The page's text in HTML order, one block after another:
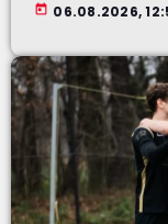
today 06.08.2026,